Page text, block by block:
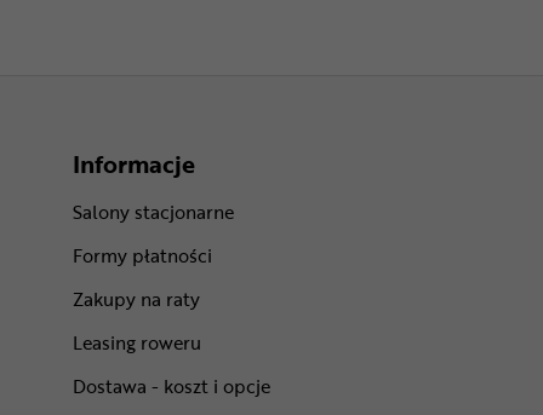
Informacje
Salony stacjonarne
Formy płatności
Zakupy na raty
Leasing roweru
Dostawa - koszt i opcje